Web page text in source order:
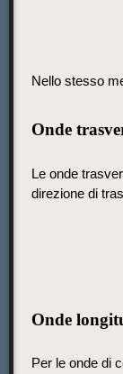
Nello stesso
Onde
Le onde
direzione di
Onde
Per le onde di